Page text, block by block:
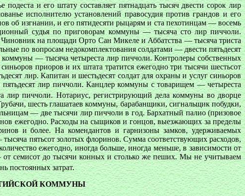
и его штату составляет пятнадцать тысяч двести сорок лир
исполнителю установлений правосудия против грандов и его
об изгнании, и его пятидесяти рыцарям и ста пехотинцам — восемь
судья по приговорам коммуны — тысяча сто лир пиччоли.
на площади Орто Сан Микеле и Аббатства — тысяча триста
по вопросам недокомплектования солдатами — двести пятьдесят
коммуны — тысяча четыреста лир пиччоли. Контролеры собственных
приоров и их штата тратится ежегодно три тысячи шестьсот
лир. Капитан и шестьдесят солдат для охраны и услуг синьоров
лир пиччоли. Канцлер коммуны с товарищем — четыреста
лир пиччоли. Нотариус, регистрирующий дела коммуны во дворце
шесть глашатаев коммуны, барабанщики, сигнальщик побудки,
— две тысячи лир пиччоли в год. Бархатный палио (призовое
ежегодно. Расходы на сыщиков и гонцов, выезжающих за пределы
и более. На комендантов и гарнизоны замков, удерживаемых
пятьсот золотых флоринов. Сумма соответствующих расходов,
ежегодно, иногда больше, иногда меньше, в зависимости от
семисот до тысячи конных и столько же пеших. Мы не учитываем
постоянных затрат.
КОММУНЫ